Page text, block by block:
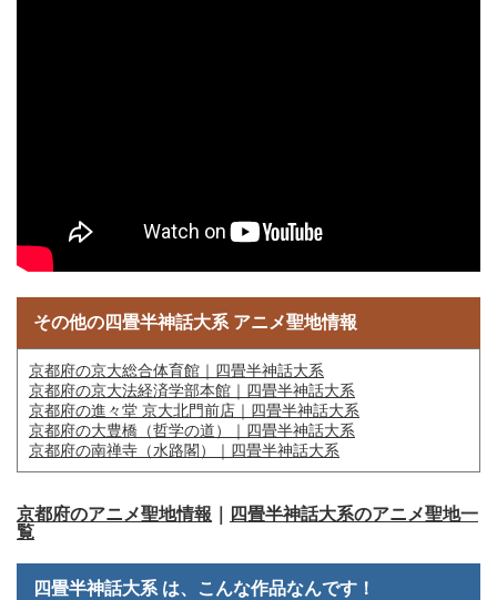
その他の四畳半神話大系 アニメ聖地情報
京都府の京大総合体育館｜四畳半神話大系
京都府の京大法経済学部本館｜四畳半神話大系
京都府の進々堂 京大北門前店｜四畳半神話大系
京都府の大豊橋（哲学の道）｜四畳半神話大系
京都府の南禅寺（水路閣）｜四畳半神話大系
京都府のアニメ聖地情報
四畳半神話大系のアニメ聖地一
覧
四畳半神話大系 は、こんな作品なんです！